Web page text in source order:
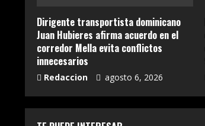
Dirigente transportista dominicano
Juan Hubieres afirma acuerdo en el
corredor Mella evita conflictos
innecesarios
Redaccion agosto 6, 2026